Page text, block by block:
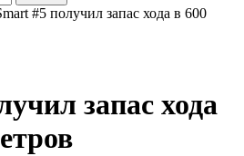
#5 получил запас хода в 600
запас хода